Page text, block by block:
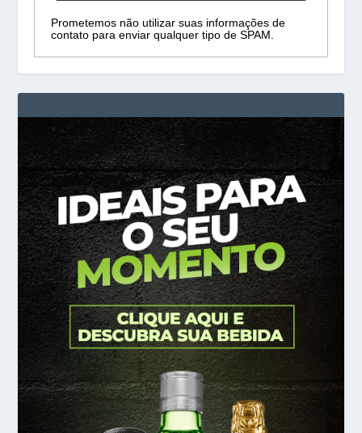
Prometemos não utilizar suas informações de
contato para enviar qualquer tipo de SPAM.